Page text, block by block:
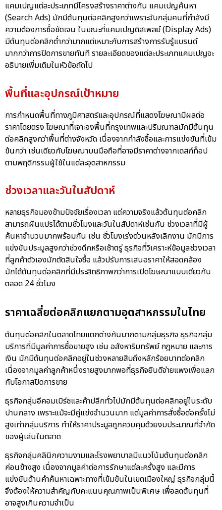
แคมเปญแต่ละประเภทมีโครงสร้างราคาต่างกัน แคมเปญค้นหา
(Search Ads) มักมีต้นทุนต่อคลิกสูงกว่าเพราะจับกลุ่มคนที่กำลังมี
ความต้องการซื้อชัดเจน ในขณะที่แคมเปญดิสเพลย์ (Display Ads)
มีต้นทุนต่อคลิกต่ำกว่ามากแต่เหมาะกับการสร้างการรับรู้แบรนด์
มากกว่าการปิดการขายทันที รายละเอียดของแต่ละประเภทแคมเปญจะ
อธิบายเพิ่มเติมในหัวข้อถัดไป
พื้นที่และอุปกรณ์เป้าหมาย
การกำหนดพื้นที่ทางภูมิศาสตร์และอุปกรณ์ที่แสดงโฆษณามีผลต่อ
ราคาโดยตรง โฆษณาที่เจาะจงพื้นที่กรุงเทพและปริมณฑลมักมีต้นทุน
ต่อคลิกสูงกว่าพื้นที่ต่างจังหวัด เนื่องจากกำลังซื้อและการแข่งขันที่เข้ม
ข้นกว่า เช่นเดียวกับโฆษณาบนมือถือที่อาจมีราคาต่างจากเดสก์ท็อป
ตามพฤติกรรมผู้ใช้ในแต่ละอุตสาหกรรม
ช่วงเวลาและวันในสัปดาห์
หลายธุรกิจมองข้ามปัจจัยเรื่องเวลา แต่ความจริงแล้วต้นทุนต่อคลิก
สามารถผันแปรได้ตามชั่วโมงและวันในสัปดาห์เช่นกัน ช่วงเวลาที่มีผู้
ค้นหาจำนวนมากพร้อมกัน เช่น ชั่วโมงเร่งด่วนหลังเลิกงาน มักมีการ
แข่งขันประมูลสูงกว่าช่วงดึกหรือเช้าตรู่ ธุรกิจที่วิเคราะห์ข้อมูลช่วงเวลา
ที่ลูกค้าตัวเองมักตัดสินใจซื้อ แล้วปรับการเสนอราคาให้สอดคล้อง
มักได้ต้นทุนต่อคลิกที่มีประสิทธิภาพกว่าการเปิดโฆษณาแบบเดียวกัน
ตลอด 24 ชั่วโมง
ราคาเฉลี่ยต่อคลิกแยกตามอุตสาหกรรมในไทย
ต้นทุนต่อคลิกในตลาดไทยแตกต่างกันมากตามกลุ่มธุรกิจ ธุรกิจกลุ่ม
บริการที่มีมูลค่าการซื้อขายสูง เช่น อสังหาริมทรัพย์ กฎหมาย และการ
เงิน มักมีต้นทุนต่อคลิกอยู่ในช่วงหลายสิบถึงหลักร้อยบาทต่อคลิก
เนื่องจากมูลค่าลูกค้าหนึ่งรายสูงมากพอที่ธุรกิจยินดีจ่ายแพงเพื่อแลก
กับโอกาสปิดการขาย
ธุรกิจกลุ่มอีคอมเมิร์ซและค้าปลีกทั่วไปมักมีต้นทุนต่อคลิกอยู่ในระดับ
ปานกลาง เพราะแม้จะมีคู่แข่งจำนวนมาก แต่มูลค่าการสั่งซื้อต่อครั้งไม่
สูงเท่ากลุ่มบริการ ทำให้ราคาประมูลถูกควบคุมด้วยงบประมาณที่จำกัด
ของผู้เล่นในตลาด
ธุรกิจกลุ่มคลินิกความงามและโรงพยาบาลมีแนวโน้มต้นทุนต่อคลิก
ค่อนข้างสูง เนื่องจากมูลค่าต่อการรักษาแต่ละครั้งสูง และมีการ
แข่งขันด้านคำค้นหาเฉพาะทางที่เข้มข้นในเขตเมืองใหญ่ ธุรกิจกลุ่มนี้
จึงต้องให้ความสำคัญกับคะแนนคุณภาพเป็นพิเศษ เพื่อลดต้นทุนที่
อาจสูงเกินความจำเป็น